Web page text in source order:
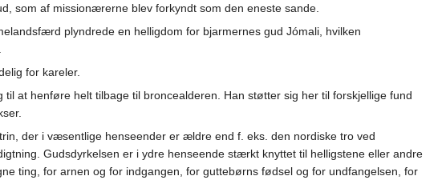
som af missionærerne blev forkyndt som den eneste sande.
plyndrede en helligdom for bjarmernes gud Jómali, hvilken
for kareler.
til at henføre helt tilbage til broncealderen. Han støtter sig her til forskjellige fund
der i væsentlige henseender er ældre end f. eks. den nordiske tro ved
Gudsdyrkelsen er i ydre henseende stærkt knyttet til helligstene eller andre
ting, for arnen og for indgangen, for guttebørns fødsel og for undfangelsen, for